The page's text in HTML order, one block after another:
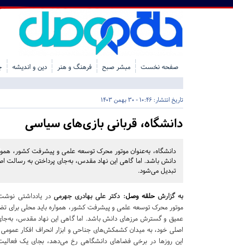
صفحه نخست مبشر صبح فرهنگ و هنر دین و اندیشه
تاریخ انتشار: 10:46 - 30 بهمن 1403
دانشگاه، قربانی بازی‌های سیاسی
دانشگاه، به‌عنوان موتور محرک توسعه علمی و پیشرفت کشور،
دانش باشد. اما گاهی این نهاد مقدس، به‌جای پرداختن به رسالت
تبدیل می‌شود.
به گزارشحلقه وصل: دکتر علی بهادری جهرمی در یادداشتی
موتور محرک توسعه علمی و پیشرفت کشور، همواره باید محلی برای
عمیق و گسترش مرزهای دانش باشد. اما گاهی این نهاد مقدس،
اصلی خود، به میدان کشمکش‌های جناحی و ابزار انحراف افکار
این روزها در برخی فضاهای دانشگاهی رخ می‌دهد، بجای یک